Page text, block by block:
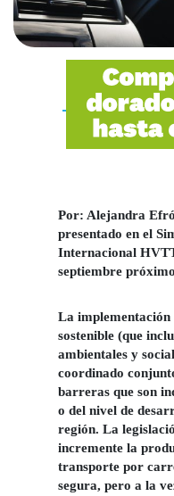
Por: Alejandra
presentado en el
Internacional
septiembre
La
sostenible (que
ambientales y
coordinado
barreras que son
o del nivel de
región. La
incremente la
transporte por
segura, pero a la